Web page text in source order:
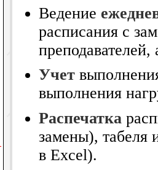
Ведение
расписания с
преподавателей,
Учет
выполнения
Распечатка
замены), табеля
в Excel).